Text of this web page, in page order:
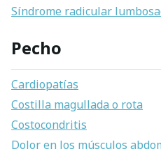
Síndrome radicular
Pecho
Cardiopatías
Costilla magullada o rota
Costocondritis
Dolor en los músculos